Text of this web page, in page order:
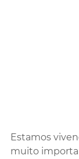
Estamos
muito